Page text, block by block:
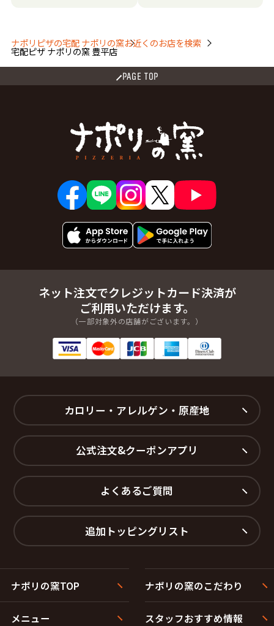
菊水上町二条３丁目
菊水上町二条４丁目
菊水上町三条１丁目
菊水上町三条３丁目
菊水上町四条１丁目
菊水上町四条３丁目
菊水上町四条４丁目
栄通１丁目
栄通６丁目
栄通７丁目
中央一条１丁目
中央一条２丁目
中央一条３丁目
中央一条４丁目
中央一条５丁目
中央一条６丁目
中央二条２丁目
中央二条３丁目
中央二条４丁目
中央二条５丁目
中央二条６丁目
中央二条７丁目
中央三条１丁目
中央三条２丁目
中央三条３丁目
中央三条４丁目
中央三条５丁目
中央三条６丁目
南郷通３丁目北
南郷通４丁目北
南郷通５丁目北
南郷通６丁目北
南郷通７丁目北
南郷通１丁目南
南郷通２丁目南
南郷通３丁目南
南郷通４丁目南
南郷通５丁目南
南郷通６丁目南
南郷通７丁目南
東札幌一条１丁目
東札幌一条２丁目
東札幌一条３丁目
東札幌一条４丁目
東札幌二条３丁目
東札幌二条４丁目
東札幌二条５丁目
東札幌二条６丁目
東札幌三条１丁目
東札幌三条２丁目
東札幌三条３丁目
東札幌三条４丁目
東札幌三条５丁目
東札幌三条６丁目
東札幌四条１丁目
東札幌四条２丁目
東札幌四条３丁目
東札幌四条４丁目
東札幌四条５丁目
東札幌四条６丁目
東札幌五条１丁目
東札幌五条２丁目
東札幌五条３丁目
東札幌五条４丁目
東札幌五条５丁目
東札幌五条６丁目
東札幌六条１丁目
東札幌六条２丁目
東札幌六条３丁目
東札幌六条４丁目
平和通１丁目北
平和通２丁目北
平和通３丁目北
平和通１丁目南
平和通２丁目南
平和通３丁目南
本郷通１丁目北
本郷通２丁目北
本郷通３丁目北
本郷通４丁目北
ナポリピザの宅配 ナポリの窯お近くのお店を検索
宅配ピザ ナポリの窯 豊平店
PAGE TOP
ネット注文でクレジットカード決済が
ご利用いただけます。
（一部対象外の店舗がございます。）
カロリー・アレルゲン・原産地
公式注文&クーポンアプリ
よくあるご質問
追加トッピングリスト
ナポリの窯TOP ナポリの窯のこだわり
メニュー スタッフおすすめ情報